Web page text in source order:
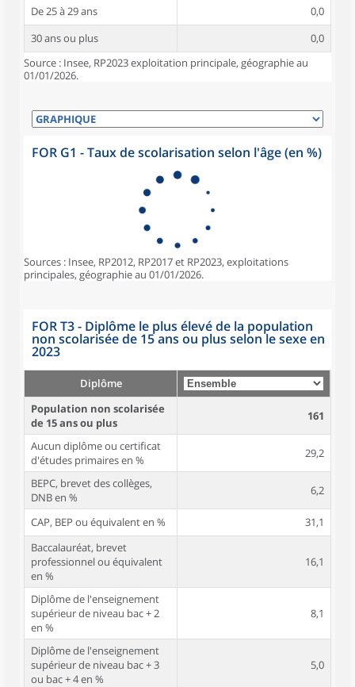
De 25 à 29 ans
0,0
30 ans ou plus
0,0
Source : Insee, RP2023 exploitation principale, géographie au
01/01/2026.
FOR G1 - Taux de scolarisation selon l'âge (en %)
Sources : Insee, RP2012, RP2017 et RP2023, exploitations
principales, géographie au 01/01/2026.
FOR T3 - Diplôme le plus élevé de la population
non scolarisée de 15 ans ou plus selon le sexe en
2023
Diplôme
Population non scolarisée
de 15 ans ou plus
161
Aucun diplôme ou certificat
d'études primaires en %
29,2
BEPC, brevet des collèges,
DNB en %
6,2
CAP, BEP ou équivalent en %
31,1
Baccalauréat, brevet
professionnel ou équivalent
en %
16,1
Diplôme de l'enseignement
supérieur de niveau bac + 2
en %
8,1
Diplôme de l'enseignement
supérieur de niveau bac + 3
ou bac + 4 en %
5,0